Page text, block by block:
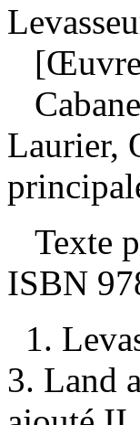
Laurier,
Texte
ISBN
1.
3. Land